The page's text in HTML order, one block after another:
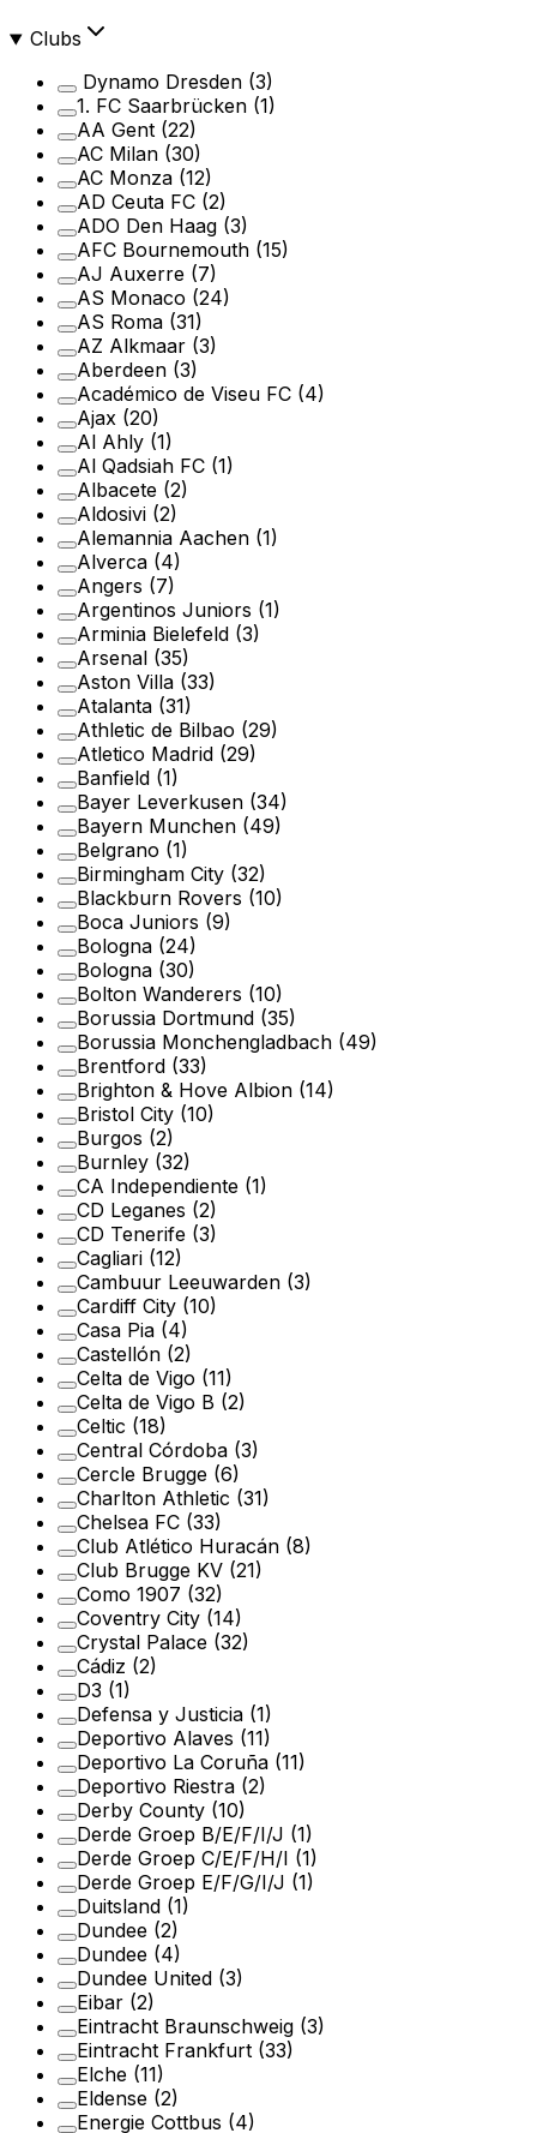
Clubs
Dynamo Dresden (3)
1. FC Saarbrücken (1)
AA Gent (22)
AC Milan (30)
AC Monza (12)
AD Ceuta FC (2)
ADO Den Haag (3)
AFC Bournemouth (15)
AJ Auxerre (7)
AS Monaco (24)
AS Roma (31)
AZ Alkmaar (3)
Aberdeen (3)
Académico de Viseu FC (4)
Ajax (20)
Al Ahly (1)
Al Qadsiah FC (1)
Albacete (2)
Aldosivi (2)
Alemannia Aachen (1)
Alverca (4)
Angers (7)
Argentinos Juniors (1)
Arminia Bielefeld (3)
Arsenal (35)
Aston Villa (33)
Atalanta (31)
Athletic de Bilbao (29)
Atletico Madrid (29)
Banfield (1)
Bayer Leverkusen (34)
Bayern Munchen (49)
Belgrano (1)
Birmingham City (32)
Blackburn Rovers (10)
Boca Juniors (9)
Bologna (24)
Bologna (30)
Bolton Wanderers (10)
Borussia Dortmund (35)
Borussia Monchengladbach (49)
Brentford (33)
Brighton & Hove Albion (14)
Bristol City (10)
Burgos (2)
Burnley (32)
CA Independiente (1)
CD Leganes (2)
CD Tenerife (3)
Cagliari (12)
Cambuur Leeuwarden (3)
Cardiff City (10)
Casa Pia (4)
Castellón (2)
Celta de Vigo (11)
Celta de Vigo B (2)
Celtic (18)
Central Córdoba (3)
Cercle Brugge (6)
Charlton Athletic (31)
Chelsea FC (33)
Club Atlético Huracán (8)
Club Brugge KV (21)
Como 1907 (32)
Coventry City (14)
Crystal Palace (32)
Cádiz (2)
D3 (1)
Defensa y Justicia (1)
Deportivo Alaves (11)
Deportivo La Coruña (11)
Deportivo Riestra (2)
Derby County (10)
Derde Groep B/E/F/I/J (1)
Derde Groep C/E/F/H/I (1)
Derde Groep E/F/G/I/J (1)
Duitsland (1)
Dundee (2)
Dundee (4)
Dundee United (3)
Eibar (2)
Eintracht Braunschweig (3)
Eintracht Frankfurt (33)
Elche (11)
Eldense (2)
Energie Cottbus (4)